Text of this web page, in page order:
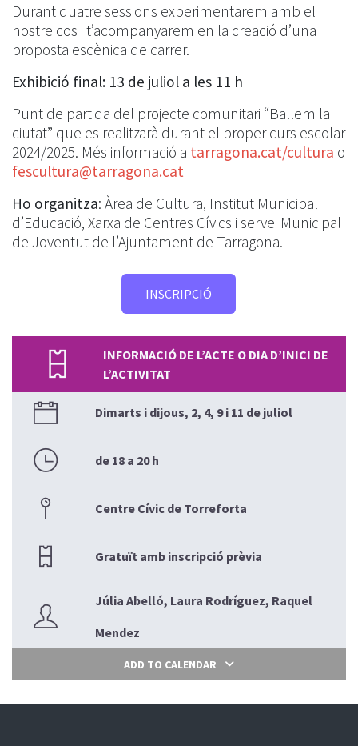
Durant quatre sessions experimentarem amb el
nostre cos i t’acompanyarem en la creació d’una
proposta escènica de carrer.
Exhibició final: 13 de juliol a les 11 h
Punt de partida del projecte comunitari “Ballem la
ciutat” que es realitzarà durant el proper curs escolar
2024/2025. Més informació a tarragona.cat/cultura o
fescultura@tarragona.cat
Ho organitza: Àrea de Cultura, Institut Municipal
d’Educació, Xarxa de Centres Cívics i servei Municipal
de Joventut de l’Ajuntament de Tarragona.
INSCRIPCIÓ
INFORMACIÓ DE L’ACTE O DIA D’INICI DE
L’ACTIVITAT
Dimarts i dijous, 2, 4, 9 i 11 de juliol
de 18 a 20 h
Centre Cívic de Torreforta
Gratuït amb inscripció prèvia
Júlia Abelló, Laura Rodríguez, Raquel
Mendez
ADD TO CALENDAR